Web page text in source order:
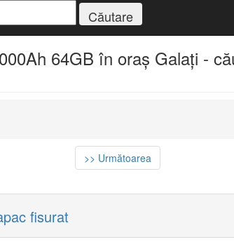
64GB în oraș Galați -
>> Următoarea
fisurat